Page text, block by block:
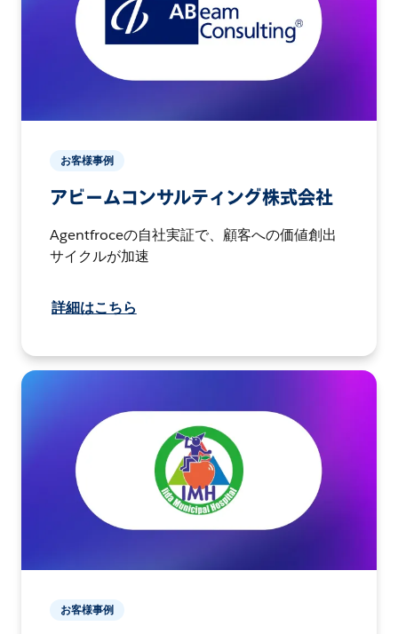
お客様事例
アビームコンサルティング株式会社
Agentfroceの自社実証で、顧客への価値創出
サイクルが加速
詳細はこちら
お客様事例